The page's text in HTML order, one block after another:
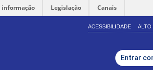
informação Legislação Canais
ACESSIBILIDADE ALTO
Entrar